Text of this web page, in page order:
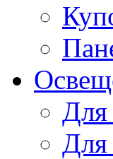
Для